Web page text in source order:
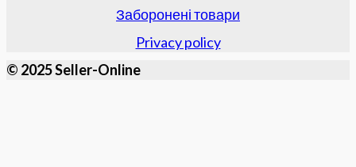
Заборонені товари
Privacy policy
© 2025 Seller-Online